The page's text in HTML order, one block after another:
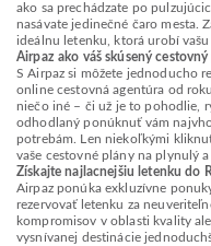
ako sa prechádzate po
nasávate jedinečné čaro mesta.
ideálnu letenku, ktorá urobí
Airpaz ako váš skúsený
S Airpaz si môžete jednoducho
online cestovná agentúra od
niečo iné – či už je to pohodlie,
odhodlaný ponúknuť vám
potrebám. Len niekoľkými
vaše cestovné plány na plynulý
Získajte najlacnejšiu letenku do
Airpaz ponúka exkluzívne
rezervovať letenku za
kompromisov v oblasti kvality
vysnívanej destinácie